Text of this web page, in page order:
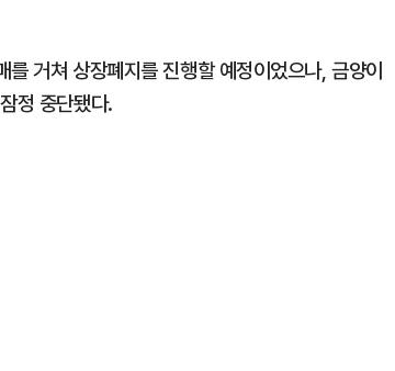
거쳐 상장폐지를 진행할 예정이었으나, 금양이
정 중단됐다.